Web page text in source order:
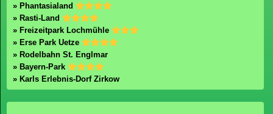
» Phantasialand
» Rasti-Land
» Freizeitpark Lochmühle
» Erse Park Uetze
» Rodelbahn St. Englmar
» Bayern-Park
» Karls Erlebnis-Dorf Zirkow